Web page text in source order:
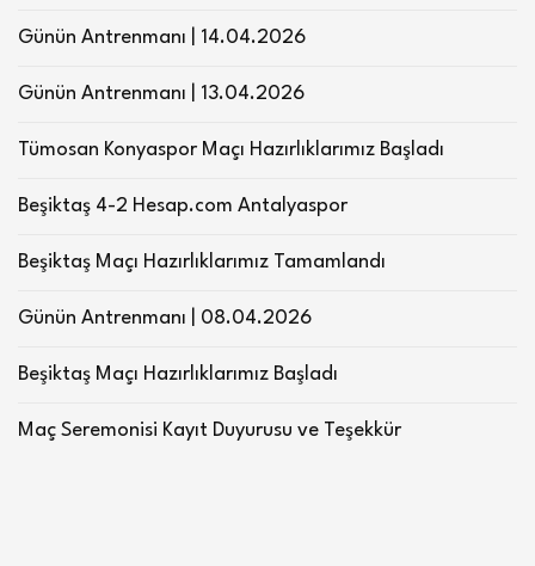
Günün Antrenmanı | 14.04.2026
Günün Antrenmanı | 13.04.2026
Tümosan Konyaspor Maçı Hazırlıklarımız Başladı
Beşiktaş 4-2 Hesap.com Antalyaspor
Beşiktaş Maçı Hazırlıklarımız Tamamlandı
Günün Antrenmanı | 08.04.2026
Beşiktaş Maçı Hazırlıklarımız Başladı
Maç Seremonisi Kayıt Duyurusu ve Teşekkür